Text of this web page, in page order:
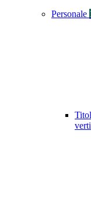
Personale